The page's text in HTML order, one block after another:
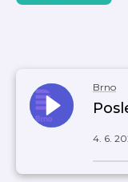
Brno
4. 6.